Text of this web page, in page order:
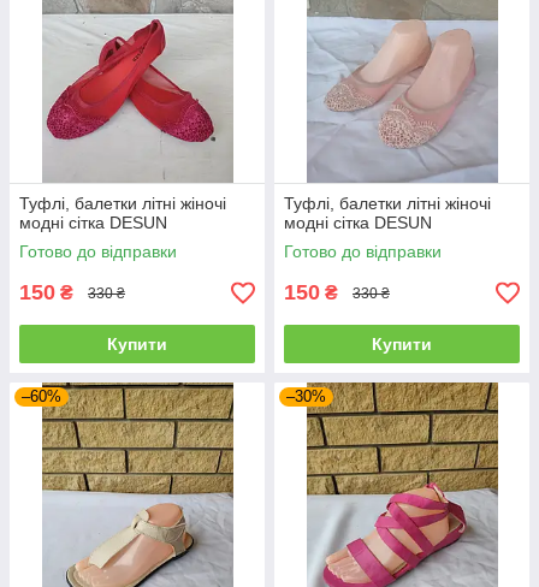
Туфлі, балетки літні жіночі
модні сітка DESUN
Готово до відправки
150 ₴ 330 ₴
Купити
Туфлі, балетки літні жіночі
модні сітка DESUN
Готово до відправки
150 ₴ 330 ₴
Купити
–60% –30%